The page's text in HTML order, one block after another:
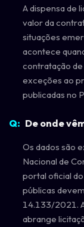
A dispensa de
valor da
situações
acontece
contratação
exceções ao
publicadas no
De onde
Os dados são
Nacional de
portal oficial
públicas
14.133/2021.
abrange